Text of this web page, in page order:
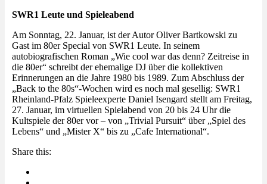
SWR1 Leute und Spieleabend
Am Sonntag, 22. Januar, ist der Autor Oliver Bartkowski zu
Gast im 80er Special von SWR1 Leute. In seinem
autobiografischen Roman „Wie cool war das denn? Zeitreise in
die 80er“ schreibt der ehemalige DJ über die kollektiven
Erinnerungen an die Jahre 1980 bis 1989. Zum Abschluss der
„Back to the 80s“-Wochen wird es noch mal gesellig: SWR1
Rheinland-Pfalz Spieleexperte Daniel Isengard stellt am Freitag,
27. Januar, im virtuellen Spielabend von 20 bis 24 Uhr die
Kultspiele der 80er vor – von „Trivial Pursuit“ über „Spiel des
Lebens“ und „Mister X“ bis zu „Cafe International“.
Share this: